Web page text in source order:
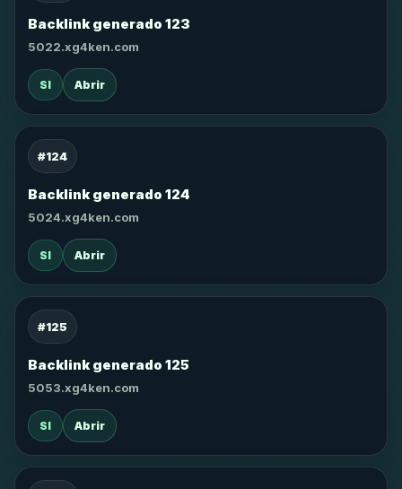
Backlink generado 123
5022.xg4ken.com
SI Abrir
#124
Backlink generado 124
5024.xg4ken.com
SI Abrir
#125
Backlink generado 125
5053.xg4ken.com
SI Abrir